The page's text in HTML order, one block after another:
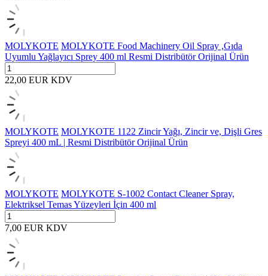
MOLYKOTE MOLYKOTE Food Machinery Oil Spray ,Gıda
Uyumlu Yağlayıcı Sprey 400 ml Resmi Distribütör Orijinal Ürün
22,00 EUR KDV
MOLYKOTE MOLYKOTE 1122 Zincir Yağı, Zincir ve, Dişli Gres
Spreyi 400 mL | Resmi Distribütör Orijinal Ürün
MOLYKOTE MOLYKOTE S-1002 Contact Cleaner Spray,
Elektriksel Temas Yüzeyleri İçin 400 ml
7,00 EUR KDV